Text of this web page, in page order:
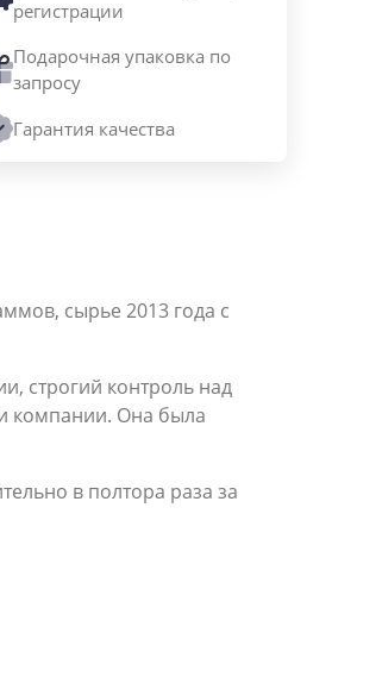
регистрации
Подарочная упаковка по
запросу
Гарантия качества
сырье 2013 года с
строгий контроль над
компании. Она была
в полтора раза за